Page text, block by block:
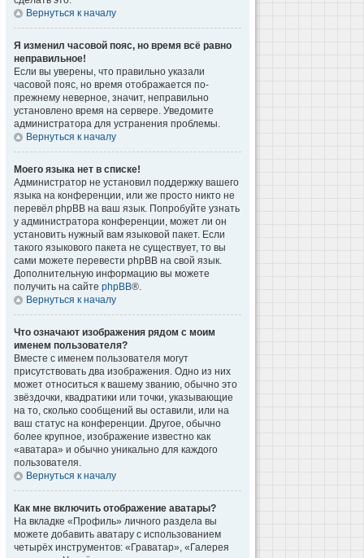
Вернуться к началу
Я изменил часовой пояс, но время всё равно
неправильное!
Если вы уверены, что правильно указали
часовой пояс, но время отображается по-
прежнему неверное, значит, неправильно
установлено время на сервере. Уведомите
администратора для устранения проблемы.
Вернуться к началу
Моего языка нет в списке!
Администратор не установил поддержку вашего
языка на конференции, или же просто никто не
перевёл phpBB на ваш язык. Попробуйте узнать
у администратора конференции, может ли он
установить нужный вам языковой пакет. Если
такого языкового пакета не существует, то вы
сами можете перевести phpBB на свой язык.
Дополнительную информацию вы можете
получить на сайте phpBB®.
Вернуться к началу
Что означают изображения рядом с моим
именем пользователя?
Вместе с именем пользователя могут
присутствовать два изображения. Одно из них
может относиться к вашему званию, обычно это
звёздочки, квадратики или точки, указывающие
на то, сколько сообщений вы оставили, или на
ваш статус на конференции. Другое, обычно
более крупное, изображение известно как
«аватара» и обычно уникально для каждого
пользователя.
Вернуться к началу
Как мне включить отображение аватары?
На вкладке «Профиль» личного раздела вы
можете добавить аватару с использованием
четырёх инструментов: «Граватар», «Галерея